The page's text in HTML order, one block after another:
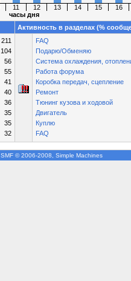
11 12 13 14 15 16
часы дня
Активность в разделах (%
211
104
56
55
41
40
36
35
35
32
FAQ
Подарю/Обменяю
Система охлаждения,
Работа форума
Коробка передач, сцепление
Ремонт
Тюнинг кузова и ходовой
Двигатель
Куплю
FAQ
SMF © 2006-2008, Simple Machines